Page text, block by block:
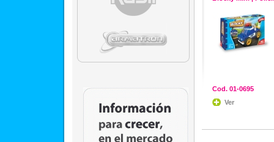
Cod. 01-0695
Ver